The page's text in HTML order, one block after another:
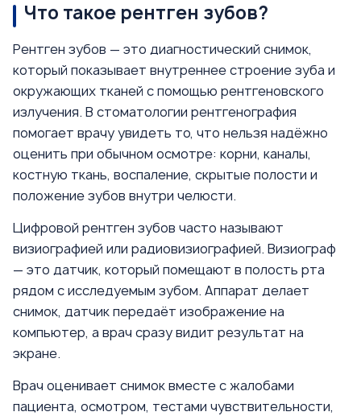
Что такое рентген зубов?
Рентген зубов — это диагностический снимок,
который показывает внутреннее строение зуба и
окружающих тканей с помощью рентгеновского
излучения. В стоматологии рентгенография
помогает врачу увидеть то, что нельзя надёжно
оценить при обычном осмотре: корни, каналы,
костную ткань, воспаление, скрытые полости и
положение зубов внутри челюсти.
Цифровой рентген зубов часто называют
визиографией или радиовизиографией. Визиограф
— это датчик, который помещают в полость рта
рядом с исследуемым зубом. Аппарат делает
снимок, датчик передаёт изображение на
компьютер, а врач сразу видит результат на
экране.
Врач оценивает снимок вместе с жалобами
пациента, осмотром, тестами чувствительности,